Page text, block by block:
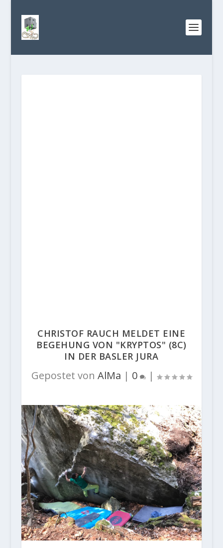
CHRISTOF RAUCH MELDET EINE
BEGEHUNG VON "KRYPTOS" (8C)
IN DER BASLER JURA
Gepostet von AlMa | 0 |